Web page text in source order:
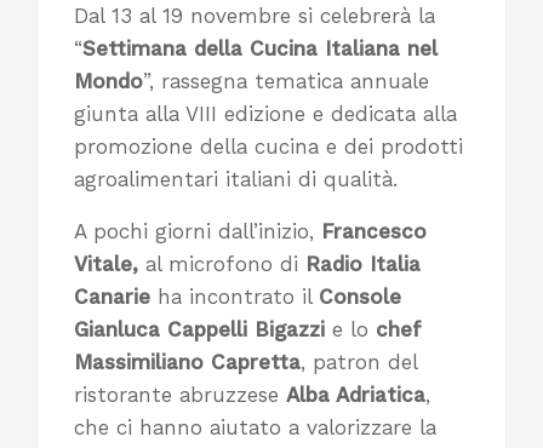
Dal 13 al 19 novembre si celebrerà la
“Settimana della Cucina Italiana nel
Mondo”, rassegna tematica annuale
giunta alla VIII edizione e dedicata alla
promozione della cucina e dei prodotti
agroalimentari italiani di qualità.
A pochi giorni dall’inizio, Francesco
Vitale, al microfono di Radio Italia
Canarie ha incontrato il Console
Gianluca Cappelli Bigazzi e lo chef
Massimiliano Capretta, patron del
ristorante abruzzese Alba Adriatica,
che ci hanno aiutato a valorizzare la